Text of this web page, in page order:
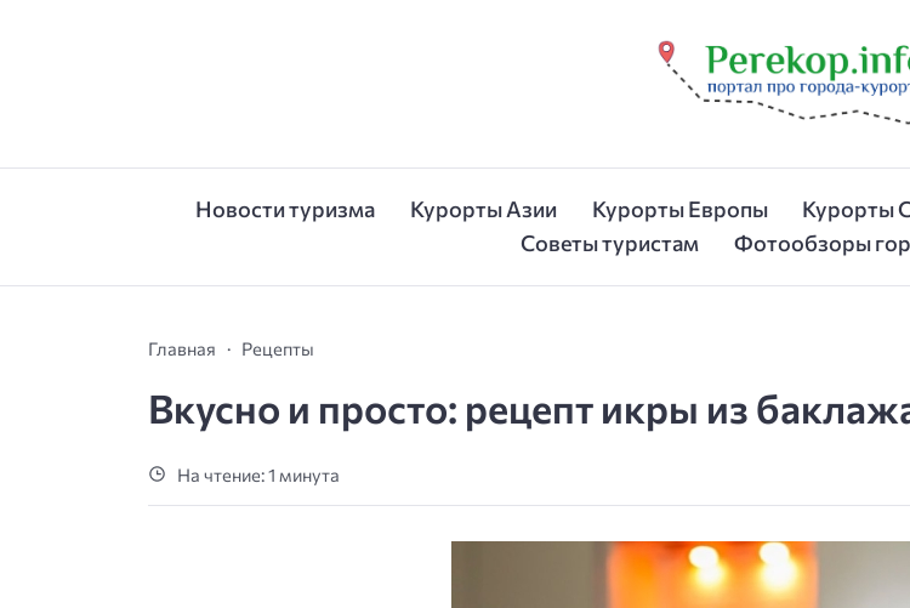
Новости туризма Курорты Азии Курорты Европы Курорты
Советы туристам
Фотообзоры
Главная Рецепты
Вкусно и просто: рецепт икры из
На чтение: 1 минута